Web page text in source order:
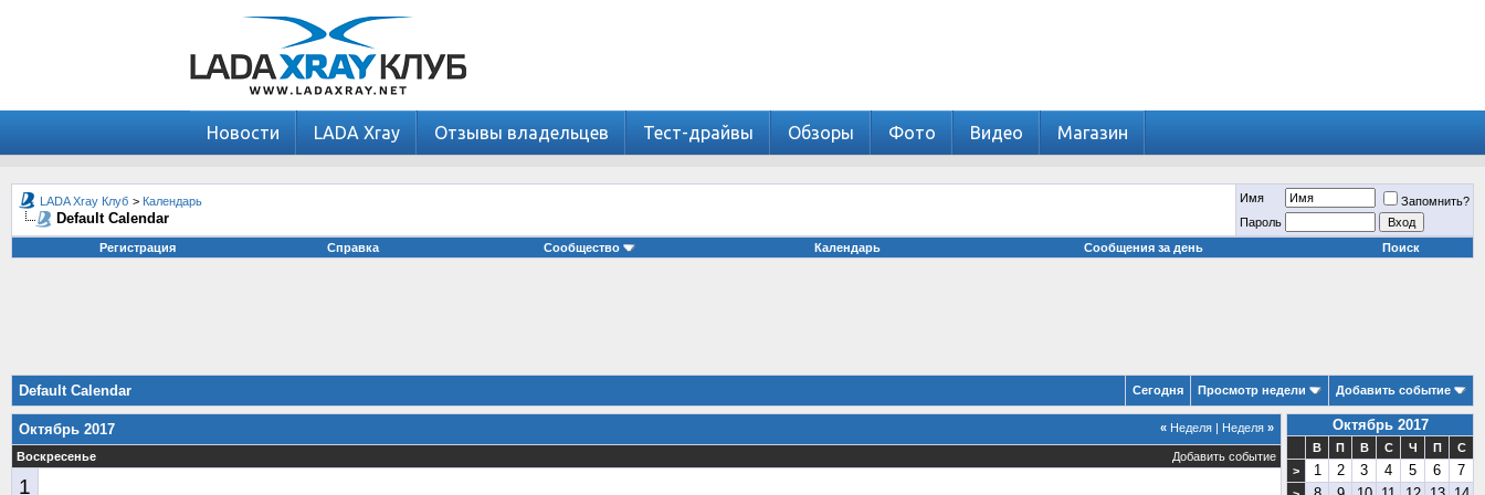
Новости LADA Xray Отзывы владельцев Тест-драйвы Обзоры Фото Видео Магазин
LADA Xray Клуб > Календарь
Default Calendar
Имя
Запомнить?
Пароль
Регистрация
Справка Сообщество Календарь Сообщения за день Поиск
Default Calendar Сегодня Просмотр недели Добавить событие
« Неделя | Неделя »
Октябрь 2017
Добавить событие
Воскресенье
1
Октябрь 2017
В П В С Ч П
С
>
1 2 3 4 5 6 7